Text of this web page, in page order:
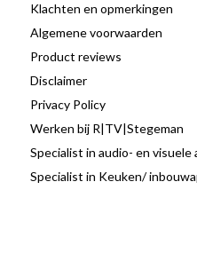
Klachten en opmerkingen
Algemene voorwaarden
Product reviews
Disclaimer
Privacy Policy
Werken bij R|TV|Stegeman
Specialist in audio- en visuele
Specialist in Keuken/